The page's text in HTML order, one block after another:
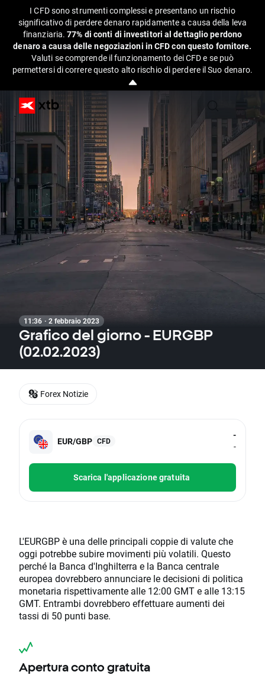
I CFD sono strumenti complessi e presentano un rischio
significativo di perdere denaro rapidamente a causa della leva
finanziaria.77% di conti di investitori al dettaglio perdono
denaro a causa delle negoziazioni in CFD con questo fornitore.
Valuti se comprende il funzionamento dei CFD e se può
permettersi di correre questo alto rischio di perdere il Suo denaro.
11:36 · 2 febbraio 2023
Grafico del giorno - EURGBP
(02.02.2023)
EUR/GBP CFD
-
-
Scarica l'applicazione gratuita
L'EURGBP è una delle principali coppie di valute che
oggi potrebbe subire movimenti più volatili. Questo
perché la Banca d'Inghilterra e la Banca centrale
europea dovrebbero annunciare le decisioni di politica
monetaria rispettivamente alle 12:00 GMT e alle 13:15
GMT. Entrambi dovrebbero effettuare aumenti dei
tassi di 50 punti base.
Apertura conto gratuita
Forex Notizie